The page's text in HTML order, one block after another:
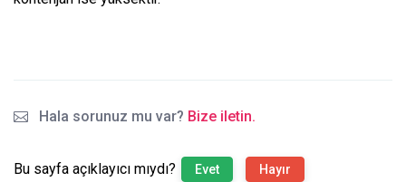
Hala sorunuz mu var? Bize iletin.
Bu sayfa açıklayıcı mıydı? Evet Hayır